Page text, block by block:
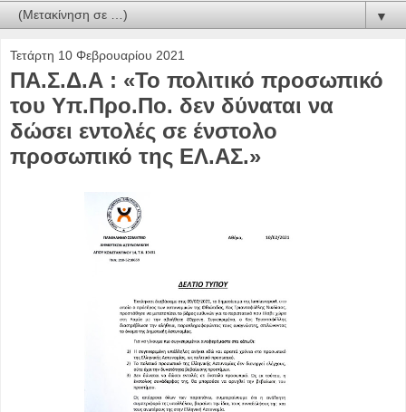
▼
Τετάρτη 10 Φεβρουαρίου 2021
ΠΑ.Σ.Δ.Α : «Το πολιτικό προσωπικό
του Υπ.Προ.Πο. δεν δύναται να
δώσει εντολές σε ένστολο
προσωπικό της ΕΛ.ΑΣ.»